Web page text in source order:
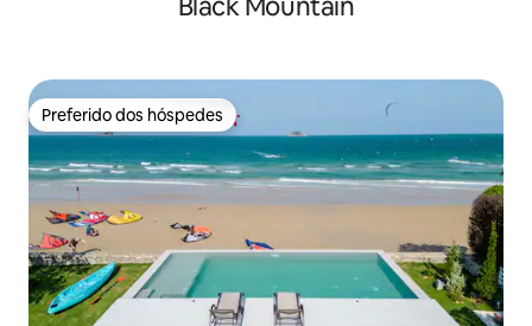
Preferido dos hóspedes
Preferido dos hóspedes